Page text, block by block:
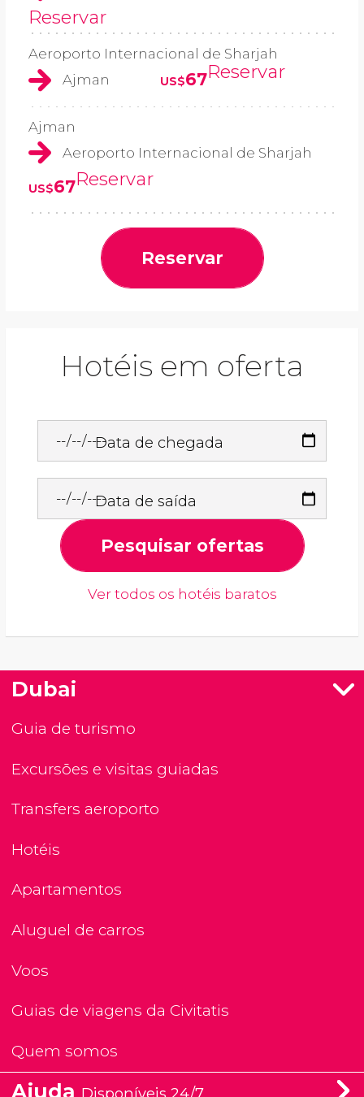
Reservar
Aeroporto Internacional de Sharjah
Ajman
US$67Reservar
Ajman
Aeroporto Internacional de Sharjah
US$67Reservar
Reservar
Hotéis em oferta
Data de chegada
Data de saída
Pesquisar ofertas
Ver todos os hotéis baratos
Dubai
Guia de turismo
Excursões e visitas guiadas
Transfers aeroporto
Hotéis
Apartamentos
Aluguel de carros
Voos
Guias de viagens da Civitatis
Quem somos
Ajuda Disponíveis 24/7